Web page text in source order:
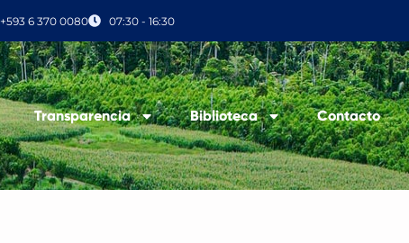
+593 6 370 0080 07:30 - 16:30
Transparencia Biblioteca Contacto